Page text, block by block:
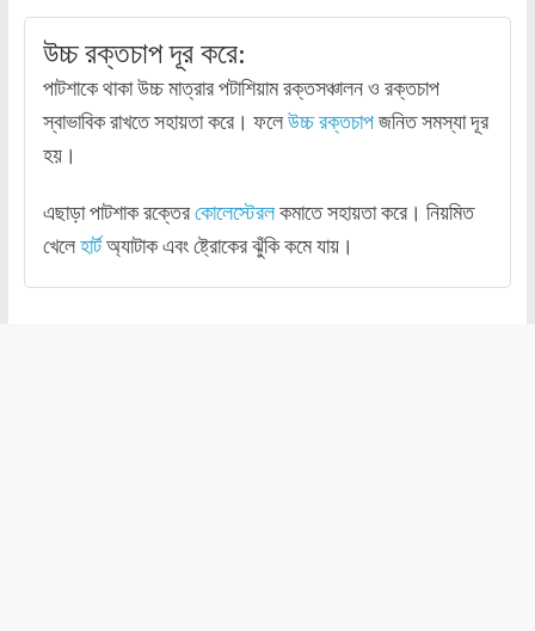
উচ্চ রক্তচাপ দূর করে:
পাটশাকে থাকা উচ্চ মাত্রার পটাশিয়াম রক্তসঞ্চালন ও রক্তচাপ
স্বাভাবিক রাখতে সহায়তা করে। ফলেউচ্চ রক্তচাপজনিত সমস্যা দূর
হয়।
এছাড়া পাটশাক রক্তেরকোলেস্টেরলকমাতে সহায়তা করে। নিয়মিত
খেলেহার্টঅ্যাটাক এবং ষ্ট্রোকের ঝুঁকি কমে যায়।